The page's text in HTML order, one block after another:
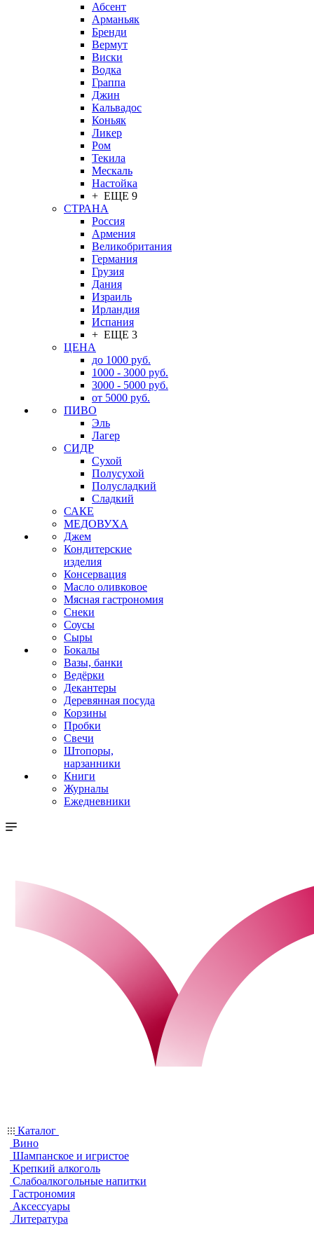
Абсент
Арманьяк
Бренди
Вермут
Виски
Водка
Граппа
Джин
Кальвадос
Коньяк
Ликер
Ром
Текила
Мескаль
Настойка
+ ЕЩЕ 9
СТРАНА
Россия
Армения
Великобритания
Германия
Грузия
Дания
Израиль
Ирландия
Испания
+ ЕЩЕ 3
ЦЕНА
до 1000 руб.
1000 - 3000 руб.
3000 - 5000 руб.
от 5000 руб.
ПИВО
Эль
Лагер
СИДР
Сухой
Полусухой
Полусладкий
Сладкий
САКЕ
МЕДОВУХА
Джем
Кондитерские
изделия
Консервация
Масло оливковое
Мясная гастрономия
Снеки
Соусы
Сыры
Бокалы
Вазы, банки
Ведёрки
Декантеры
Деревянная посуда
Корзины
Пробки
Свечи
Штопоры,
нарзанники
Книги
Журналы
Ежедневники
Каталог
Вино
Шампанское и игристое
Крепкий алкоголь
Слабоалкогольные напитки
Гастрономия
Аксессуары
Литература